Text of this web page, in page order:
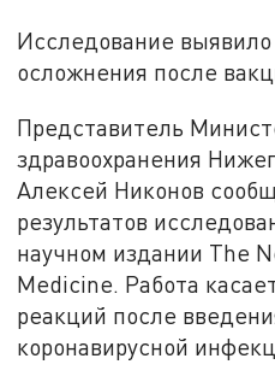
Исследование
осложнения после
Представитель
здравоохранения
Алексей Никонов
результатов
научном издании The
Medicine. Работа
реакций после
коронавирусной